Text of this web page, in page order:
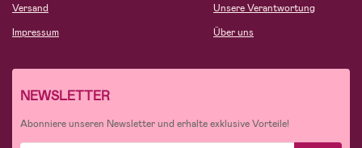
Versand
Impressum
Unsere Verantwortung
Über uns
NEWSLETTER
Abonniere unseren Newsletter und erhalte exklusive Vorteile!